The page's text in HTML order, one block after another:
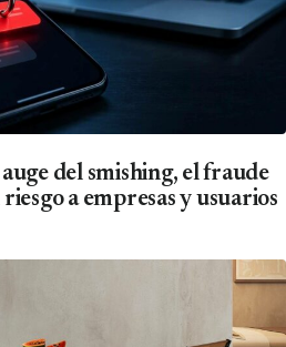
del smishing, el fraude
a empresas y usuarios